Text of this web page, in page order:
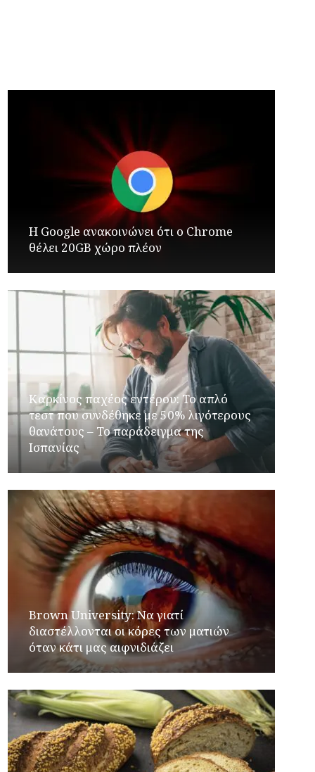
Η Google ανακοινώνει ότι ο Chrome
θέλει 20GB χώρο πλέον
Καρκίνος παχέος εντέρου: Το απλό
τεστ που συνδέθηκε με 50% λιγότερους
θανάτους – Το παράδειγμα της
Ισπανίας
Brown University: Να γιατί
διαστέλλονται οι κόρες των ματιών
όταν κάτι μας αιφνιδιάζει